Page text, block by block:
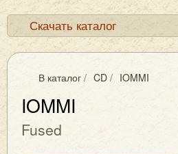
Скачать каталог
В каталог / CD / IOMMI
IOMMI
Fused